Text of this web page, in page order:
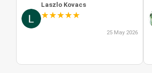
Laszlo Kovacs
★★★★★
25 May 2026